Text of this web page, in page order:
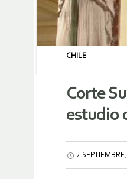
CHILE
Corte
estudio
2